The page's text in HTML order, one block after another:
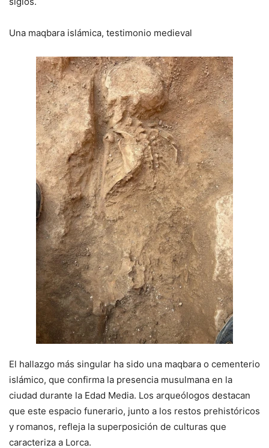
Una maqbara islámica, testimonio medieval
El hallazgo más singular ha sido una maqbara o cementerio
islámico, que confirma la presencia musulmana en la
ciudad durante la Edad Media. Los arqueólogos destacan
que este espacio funerario, junto a los restos prehistóricos
y romanos, refleja la superposición de culturas que
caracteriza a Lorca.